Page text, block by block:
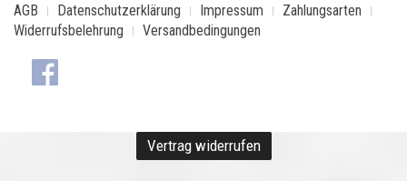
AGB
Datenschutzerklärung Impressum
Zahlungsarten
Widerrufsbelehrung
Versandbedingungen
Vertrag widerrufen